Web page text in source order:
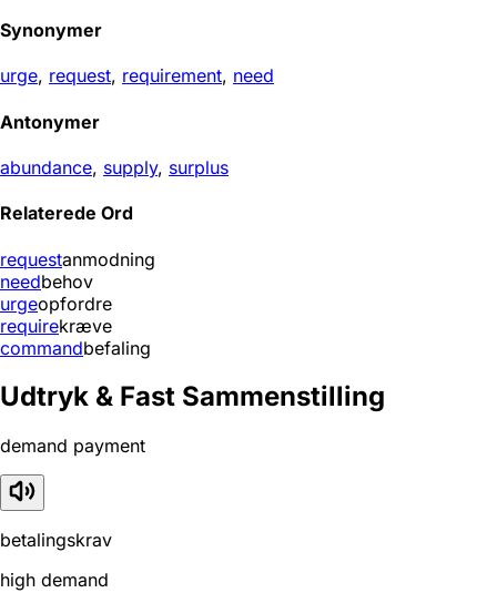
Synonymer
urge, request, requirement, need
Antonymer
abundance, supply, surplus
Relaterede Ord
requestanmodning
needbehov
urgeopfordre
requirekræve
commandbefaling
Udtryk & Fast Sammenstilling
demand payment
betalingskrav
high demand